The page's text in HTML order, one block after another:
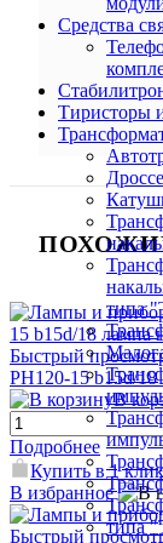
Средства
Тиристоры
типа
типа
Быстрый
РН120-15 b15d/18
В
Подробнее
Купить в 1 клик
В избранное
Быстрый